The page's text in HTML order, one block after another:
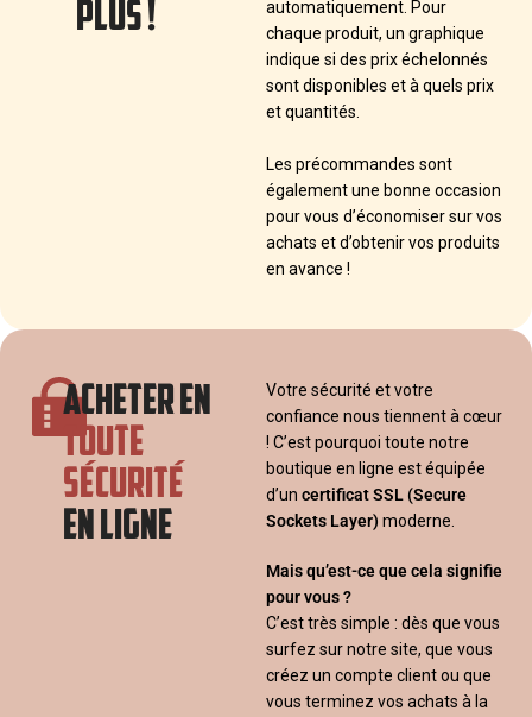
PLUS !
automatiquement. Pour
chaque produit, un graphique
indique si des prix échelonnés
sont disponibles et à quels prix
et quantités.
Les précommandes sont
également une bonne occasion
pour vous d’économiser sur vos
achats et d’obtenir vos produits
en avance !
ACHETER EN
TOUTE
SÉCURITÉ
EN LIGNE
Votre sécurité et votre
confiance nous tiennent à cœur
! C’est pourquoi toute notre
boutique en ligne est équipée
d’un certificat SSL (Secure
Sockets Layer) moderne.
Mais qu’est-ce que cela signifie
pour vous ?
C’est très simple : dès que vous
surfez sur notre site, que vous
créez un compte client ou que
vous terminez vos achats à la